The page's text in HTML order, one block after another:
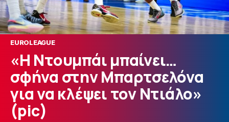
EUROLEAGUE
«Η Ντουμπάι μπαίνει…
σφήνα στην Μπαρτσελόνα
για να κλέψει τον Ντιάλο»
(pic)